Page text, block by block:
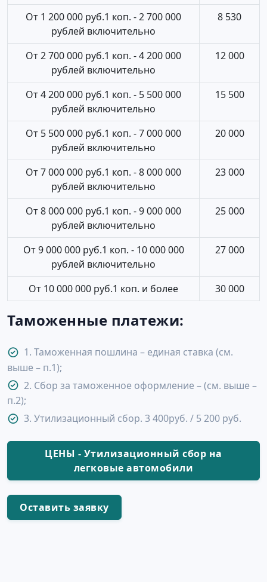
От 1 200 000 руб.1 коп. - 2 700 000
рублей включительно
8 530
От 2 700 000 руб.1 коп. - 4 200 000
рублей включительно
12 000
От 4 200 000 руб.1 коп. - 5 500 000
рублей включительно
15 500
От 5 500 000 руб.1 коп. - 7 000 000
рублей включительно
20 000
От 7 000 000 руб.1 коп. - 8 000 000
рублей включительно
23 000
От 8 000 000 руб.1 коп. - 9 000 000
рублей включительно
25 000
От 9 000 000 руб.1 коп. - 10 000 000
рублей включительно
27 000
От 10 000 000 руб.1 коп. и более 30 000
Таможенные платежи:
1. Таможенная пошлина – единая ставка (см.
выше – п.1);
2. Сбор за таможенное оформление – (см. выше –
п.2);
3. Утилизационный сбор. 3 400руб. / 5 200 руб.
ЦЕНЫ - Утилизационный сбор на
легковые автомобили
Оставить заявку